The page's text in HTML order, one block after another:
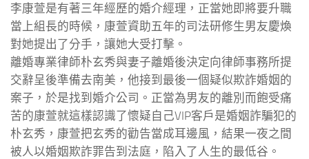
李康萱是有著三年經歷的婚介經理，正當她即將要升職
當上組長的時候，康萱資助五年的司法研修生男友慶煥
對她提出了分手，讓她大受打擊。
離婚專業律師朴玄秀與妻子離婚後決定向律師事務所提
交辭呈後準備去南美，他接到最後一個疑似欺詐婚姻的
案子，於是找到婚介公司。正當為男友的離別而飽受痛
苦的康萱就這樣認識了懷疑自己VIP客戶是婚姻詐騙犯的
朴玄秀，康萱把玄秀的勸告當成耳邊風，結果一夜之間
被人以婚姻欺詐罪告到法庭，陷入了人生的最低谷。